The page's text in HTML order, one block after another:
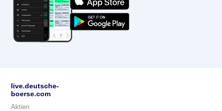
live.deutsche-
boerse.com
Aktien